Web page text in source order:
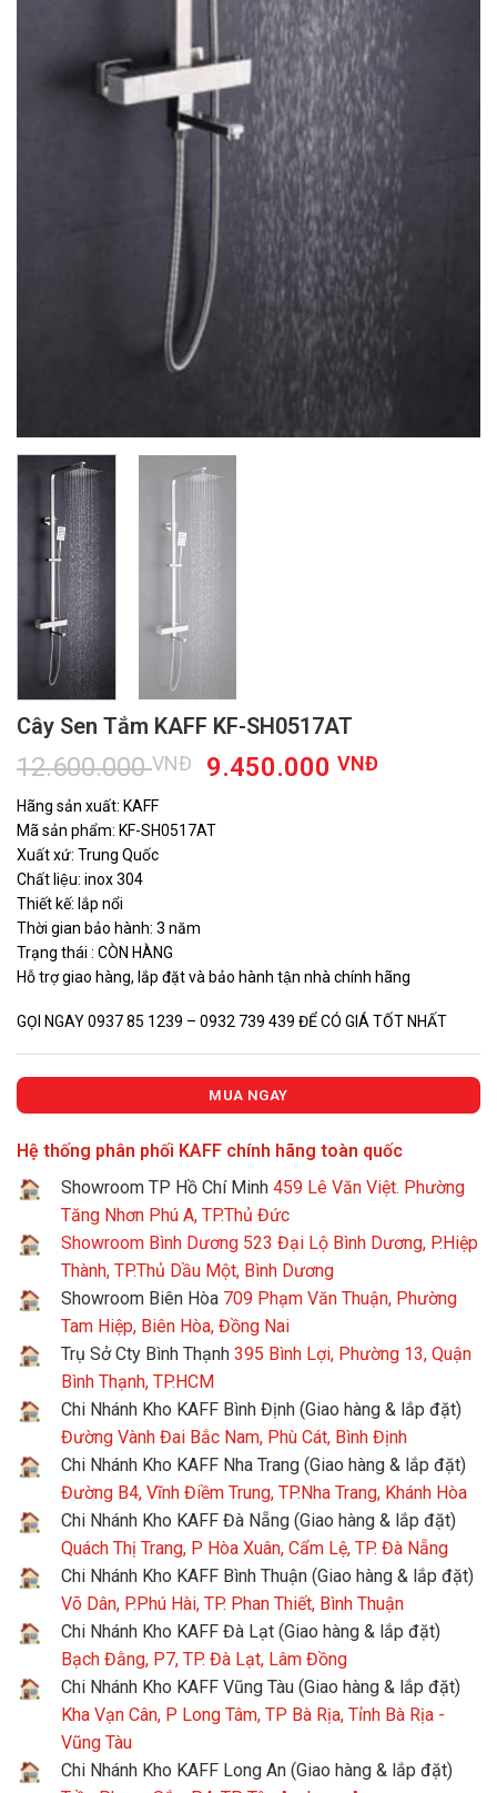
Cây Sen Tắm KAFF KF-SH0517AT
12.600.000VNĐ
Giá
là:
12.600.000 VNĐ.
9.450.000VNĐGiá
Hãng sản xuất: KAFF
Mã sản phẩm: KF-SH0517AT
Xuất xứ: Trung Quốc
Chất liệu: inox 304
Thiết kế: lắp nổi
Thời gian bảo hành: 3 năm
Trạng thái : CÒN HÀNG
Hỗ trợ giao hàng, lắp đặt và bảo hành tận nhà chính hãng
GỌI NGAY 0937 85 1239 – 0932 739 439 ĐỂ CÓ GIÁ TỐT NHẤT
MUA NGAY
Hệ thống phân phối KAFF chính hãng toàn quốc
Showroom TP Hồ Chí Minh 459 Lê Văn Việt. Phường
Tăng Nhơn Phú A, TP.Thủ Đức
Showroom Bình Dương 523 Đại Lộ Bình Dương, P.Hiệp
Thành, TP.Thủ Dầu Một, Bình Dương
Showroom Biên Hòa 709 Phạm Văn Thuận, Phường
Tam Hiệp, Biên Hòa, Đồng Nai
Trụ Sở Cty Bình Thạnh 395 Bình Lợi, Phường 13, Quận
Bình Thạnh, TP.HCM
Chi Nhánh Kho KAFF Bình Định (Giao hàng & lắp đặt)
Đường Vành Đai Bắc Nam, Phù Cát, Bình Định
Chi Nhánh Kho KAFF Nha Trang (Giao hàng & lắp đặt)
Đường B4, Vĩnh Điềm Trung, TP.Nha Trang, Khánh Hòa
Chi Nhánh Kho KAFF Đà Nẵng (Giao hàng & lắp đặt)
Quách Thị Trang, P Hòa Xuân, Cẩm Lệ, TP. Đà Nẵng
Chi Nhánh Kho KAFF Bình Thuận (Giao hàng & lắp đặt)
Võ Dân, P.Phú Hài, TP. Phan Thiết, Bình Thuận
Chi Nhánh Kho KAFF Đà Lạt (Giao hàng & lắp đặt)
Bạch Đằng, P7, TP. Đà Lạt, Lâm Đồng
Chi Nhánh Kho KAFF Vũng Tàu (Giao hàng & lắp đặt)
Kha Vạn Cân, P Long Tâm, TP Bà Rịa, Tỉnh Bà Rịa -
Vũng Tàu
Chi Nhánh Kho KAFF Long An (Giao hàng & lắp đặt)